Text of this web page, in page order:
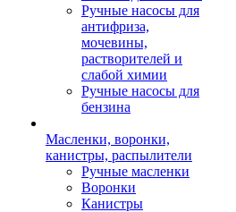
Ручные насосы для
антифриза,
мочевины,
растворителей и
слабой химии
Ручные насосы для
бензина
Масленки, воронки,
канистры, распылители
Ручные масленки
Воронки
Канистры